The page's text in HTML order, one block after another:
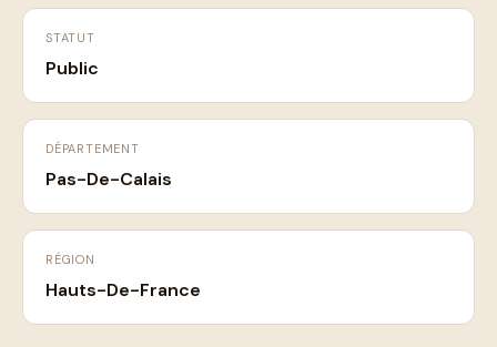
STATUT
Public
DÉPARTEMENT
Pas-De-Calais
RÉGION
Hauts-De-France